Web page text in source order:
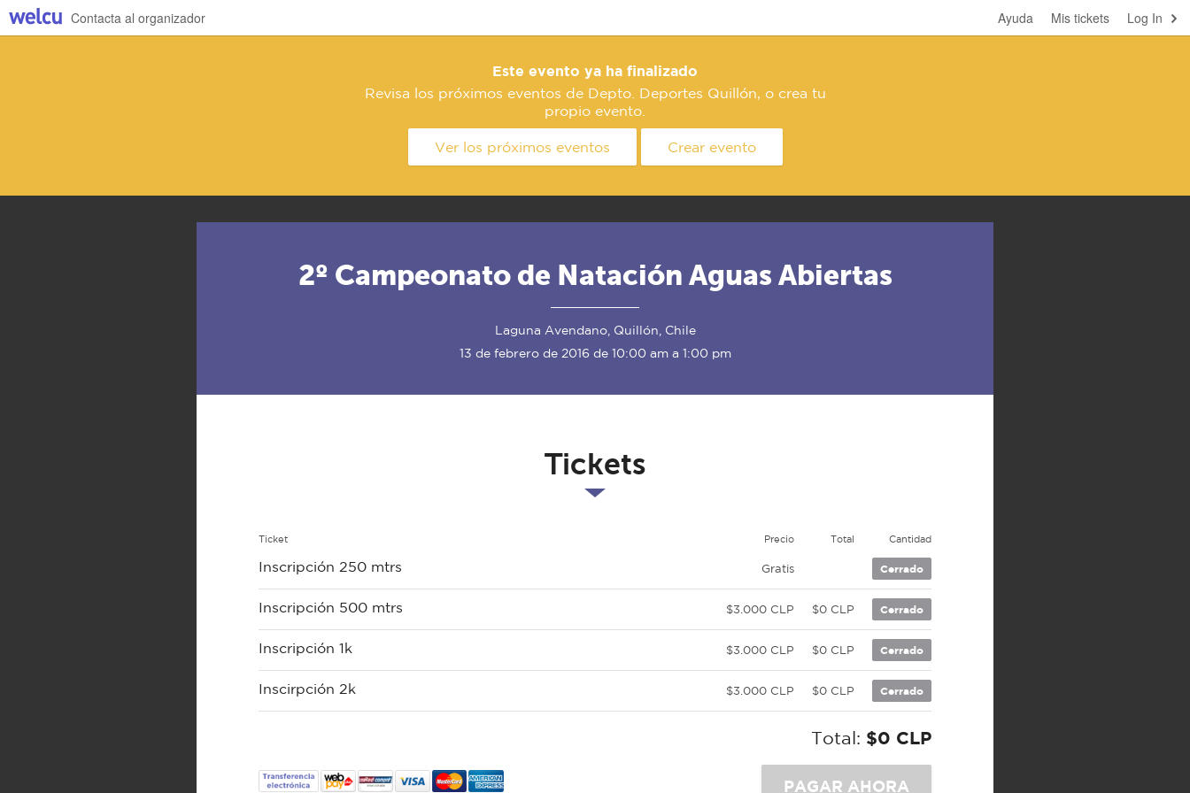
Log In
Mis tickets
Ayuda
Contacta al organizador
Este evento ya ha finalizado
Revisa los próximos eventos de Depto. Deportes Quillón, o crea tu
propio evento.
Ver los próximos eventos Crear evento
2º Campeonato de Natación Aguas Abiertas
Laguna Avendano, Quillón, Chile
13 de febrero de 2016 de 10:00 am a 1:00 pm
Tickets
Ticket Precio Total Cantidad
Inscripción 250 mtrs Gratis Cerrado
Inscripción 500 mtrs $3.000 CLP $0 CLP Cerrado
Inscripción 1k $3.000 CLP $0 CLP Cerrado
Inscirpción 2k $3.000 CLP $0 CLP Cerrado
Total: $0 CLP